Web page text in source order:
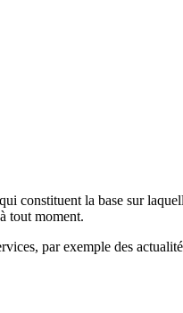
la base sur
tout moment.
par exemple des